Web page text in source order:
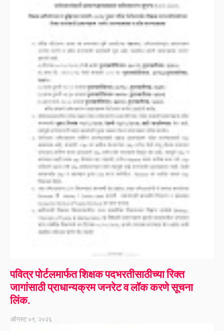
पवित्र पोर्टलमार्फत शिक्षक पदभरतीसाठीच्या रिक्त
जागांसाठी प्राधान्यक्रम जनरेट व लॉक करणे सूचना
लिंक.
ऑगस्ट ०९, २०२६